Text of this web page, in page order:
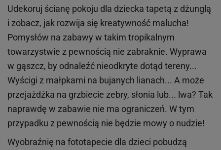
Udekoruj ścianę pokoju dla dziecka tapetą z dżunglą
i zobacz, jak rozwija się kreatywność malucha!
Pomysłów na zabawy w takim tropikalnym
towarzystwie z pewnością nie zabraknie. Wyprawa
w gąszcz, by odnaleźć nieodkryte dotąd tereny...
Wyścigi z małpkami na bujanych lianach... A może
przejażdżka na grzbiecie zebry, słonia lub... lwa? Tak
naprawdę w zabawie nie ma ograniczeń. W tym
przypadku z pewnością nie będzie mowy o nudzie!
Wyobraźnię na fototapecie dla dzieci pobudzą